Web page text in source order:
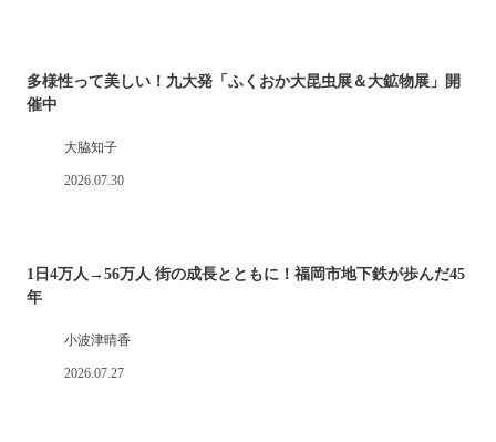
多様性って美しい！九大発「ふくおか大昆虫展＆大鉱物展」開
催中
大脇知子
2026.07.30
1日4万人→56万人 街の成長とともに！福岡市地下鉄が歩んだ45
年
小波津晴香
2026.07.27